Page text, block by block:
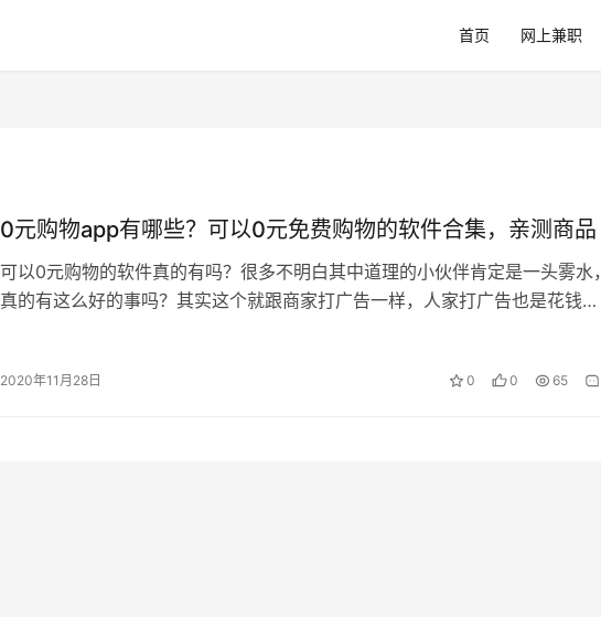
首页 网上兼职
0元购物app有哪些？可以0元免费购物的软件合集，亲测商品
可以0元购物的软件真的有吗？很多不明白其中道理的小伙伴肯定是一头雾水，
真的有这么好的事吗？其实这个就跟商家打广告一样，人家打广告也是花钱，
2020年11月28日 0 0 65